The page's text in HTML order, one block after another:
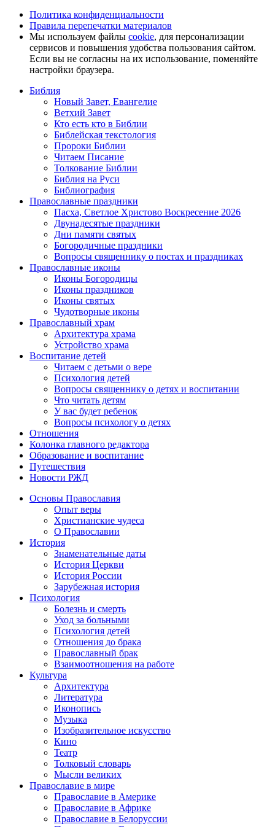
Политика конфиденциальности
Правила перепечатки материалов
Мы используем файлы cookie, для персонализации
сервисов и повышения удобства пользования сайтом.
Если вы не согласны на их использование, поменяйте
настройки браузера.
Библия
Новый Завет, Евангелие
Ветхий Завет
Кто есть кто в Библии
Библейская текстология
Пророки Библии
Читаем Писание
Толкование Библии
Библия на Руси
Библиография
Православные праздники
Пасха, Светлое Христово Воскресение 2026
Двунадесятые праздники
Дни памяти святых
Богородичные праздники
Вопросы священнику о постах и праздниках
Православные иконы
Иконы Богородицы
Иконы праздников
Иконы святых
Чудотворные иконы
Православный храм
Архитектура храма
Устройство храма
Воспитание детей
Читаем с детьми о вере
Психология детей
Вопросы священнику о детях и воспитании
Что читать детям
У вас будет ребенок
Вопросы психологу о детях
Отношения
Колонка главного редактора
Образование и воспитание
Путешествия
Новости РЖД
Основы Православия
Опыт веры
Христианские чудеса
О Православии
История
Знаменательные даты
История Церкви
История России
Зарубежная история
Психология
Болезнь и смерть
Уход за больными
Психология детей
Отношения до брака
Православный брак
Взаимоотношения на работе
Культура
Архитектура
Литература
Иконопись
Музыка
Изобразительное искусство
Кино
Театр
Толковый словарь
Мысли великих
Православие в мире
Православие в Америке
Православие в Африке
Православие в Белоруссии